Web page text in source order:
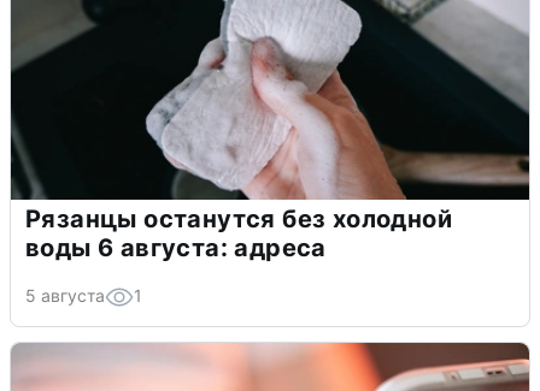
Рязанцы останутся без холодной
воды 6 августа: адреса
5 августа 1